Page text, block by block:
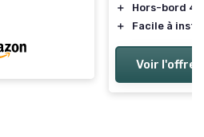
＋
Hors-bord 4
＋
Facile à
Voir l'offre